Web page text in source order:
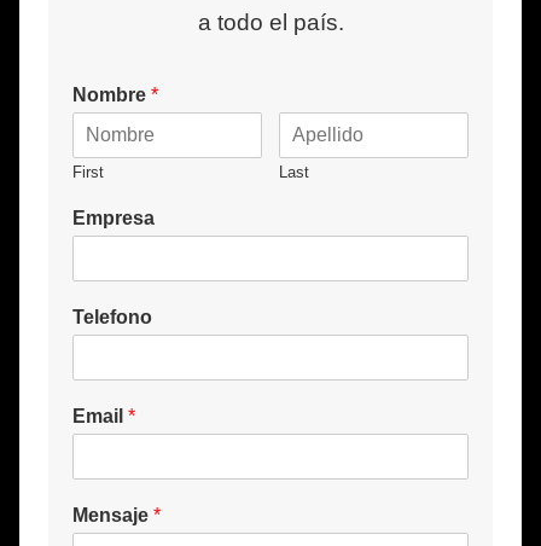
a todo el país.
Nombre *
First Last
Empresa
Telefono
Email *
Mensaje *